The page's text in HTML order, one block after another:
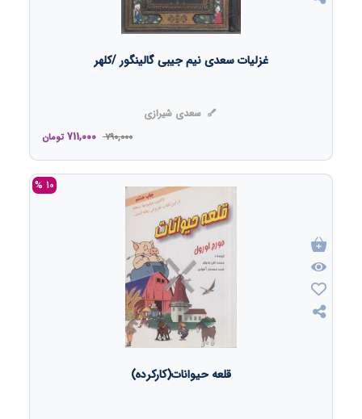
غزلیات سعدی نیم جیبی گالینگور /کلهر
سعدی شیرازی
790,000
711,000 تومان
10 %
قلعه حیوانات(کارکرده)